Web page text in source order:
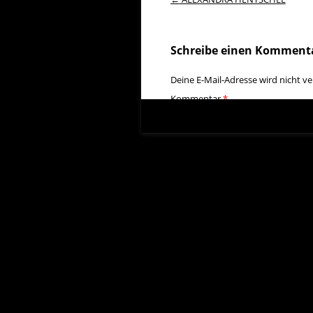
Schreibe einen
Deine E-Mail-Adresse wird nicht
Kommentar*